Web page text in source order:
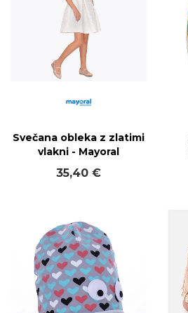
Svečana obleka z zlatimi
vlakni - Mayoral
35,40 €